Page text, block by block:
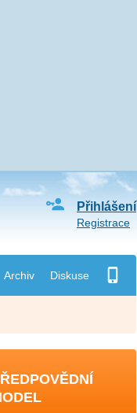
Archiv Diskuse
Přihlášení
Registrace